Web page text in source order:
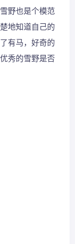
野也是个模范
地知道自己的
有马，好奇的
秀的雪野是否